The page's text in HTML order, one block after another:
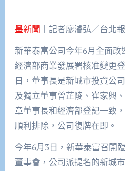
墨新聞 ｜記者廖濬弘／台北
新華泰富公司今年6月全面改
經濟部商業發展署核准變更
日，董事長是新城市投資公
及獨立董事曾芷陵、崔家興
章董事長和經濟部登記一致，
順利排除， 公司復牌在即 。
今年6月3日，新華泰富召開
董事會， 公司派提名的新城